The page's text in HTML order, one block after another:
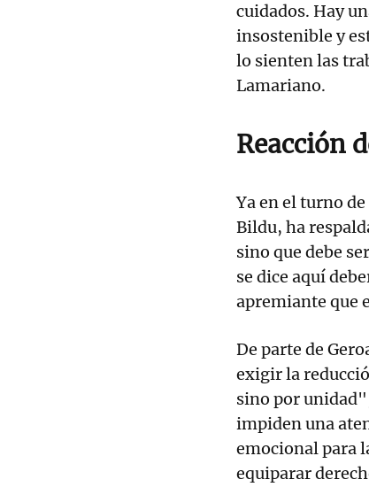
cuidados. Hay
insostenible y
lo sienten las
Lamariano.
Reacción
Ya en el turno
Bildu, ha
sino que debe
se dice aquí
apremiante que
De parte de
exigir la
sino por
impiden una
emocional para
equiparar